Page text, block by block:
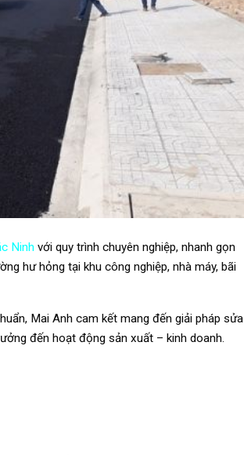
Ninh với quy trình chuyên nghiệp, nhanh gọn
hư hỏng tại khu công nghiệp, nhà máy, bãi
Mai Anh cam kết mang đến giải pháp sửa
đến hoạt động sản xuất – kinh doanh.